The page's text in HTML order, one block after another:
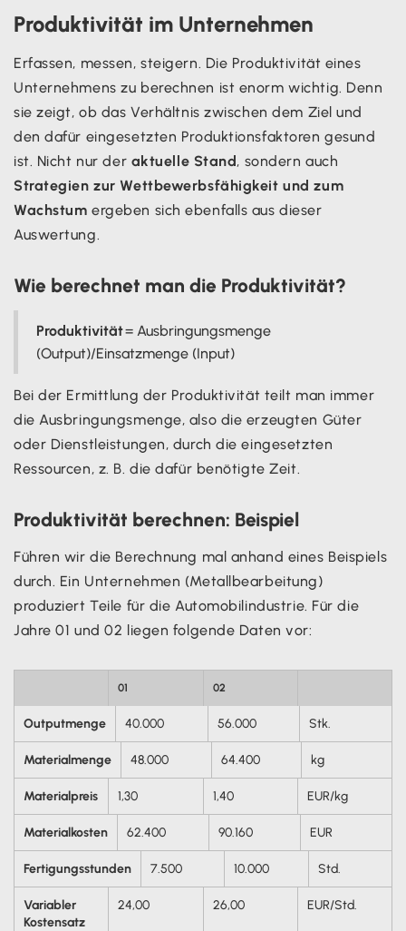
Produktivität im Unternehmen
Erfassen, messen, steigern. Die Produktivität eines
Unternehmens zu berechnen ist enorm wichtig. Denn
sie zeigt, ob das Verhältnis zwischen dem Ziel und
den dafür eingesetzten Produktionsfaktoren gesund
ist. Nicht nur der aktuelle Stand, sondern auch
Strategien zur Wettbewerbsfähigkeit und zum
Wachstum ergeben sich ebenfalls aus dieser
Auswertung.
Wie berechnet man die Produktivität?
Produktivität= Ausbringungsmenge
(Output)/Einsatzmenge (Input)
Bei der Ermittlung der Produktivität teilt man immer
die Ausbringungsmenge, also die erzeugten Güter
oder Dienstleistungen, durch die eingesetzten
Ressourcen, z. B. die dafür benötigte Zeit.
Produktivität berechnen: Beispiel
Führen wir die Berechnung mal anhand eines Beispiels
durch. Ein Unternehmen (Metallbearbeitung)
produziert Teile für die Automobilindustrie. Für die
Jahre 01 und 02 liegen folgende Daten vor:
01 02
Outputmenge 40.000 56.000 Stk.
Materialmenge 48.000 64.400 kg
Materialpreis 1,30 1,40 EUR/kg
Materialkosten 62.400 90.160 EUR
Fertigungsstunden 7.500 10.000 Std.
Variabler
Kostensatz
24,00 26,00 EUR/Std.